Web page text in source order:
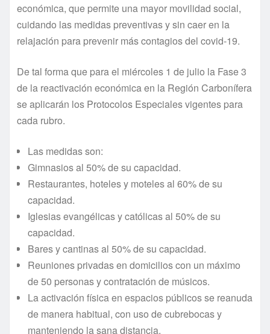
económica, que permite una mayor movilidad social,
cuidando las medidas preventivas y sin caer en la
relajación para prevenir más contagios del covid-19.
De tal forma que para el miércoles 1 de julio la Fase 3
de la reactivación económica en la Región Carbonífera
se aplicarán los Protocolos Especiales vigentes para
cada rubro.
Las medidas son:
Gimnasios al 50% de su capacidad.
Restaurantes, hoteles y moteles al 60% de su
capacidad.
Iglesias evangélicas y católicas al 50% de su
capacidad.
Bares y cantinas al 50% de su capacidad.
Reuniones privadas en domicilios con un máximo
de 50 personas y contratación de músicos.
La activación física en espacios públicos se reanuda
de manera habitual, con uso de cubrebocas y
manteniendo la sana distancia.